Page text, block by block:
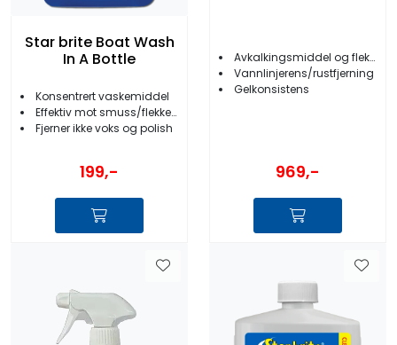
Star brite Boat Wash
In A Bottle
Konsentrert vaskemiddel
Effektiv mot smuss/flekker/olje/salt
Fjerner ikke voks og polish
199,-
Avkalkingsmiddel og flekkfjerner
Vannlinjerens/rustfjerning
Gelkonsistens
969,-